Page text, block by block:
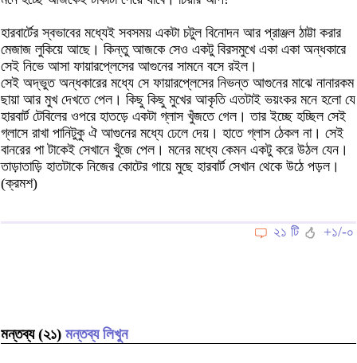
হারবার্টের স্বভাবের মধ্যেই সবসময় একটা চটুল বিনোদন আর প্রাঞ্জল ঠাট্টা করার
মেজাজ লুকিয়ে আছে। কিন্তু আজকে সেও একটু বিরসমুখে একা একা অন্ধকারে
সেই নিভে আসা ফায়ারপ্লেসের আগুনের সামনে বসে রইল।
সেই অদ্ভুত অন্ধকারের মধ্যে সে ফায়ারপ্লেসের নিভন্ত আগুনের মাঝে নানারকম
ছায়া আর মুখ দেখতে পেল। কিছু কিছু মুখের আকৃতি এতটাই ভয়ংকর মনে হলো যে
হারবার্ট টেবিলের ওপরে হাতড়ে একটা গ্লাস খুঁজতে গেল। তার ইচ্ছে হচ্ছিল সেই
গ্লাসে রাখা পানিটুকু ঐ আগুনের মধ্যে ঢেলে দেয়। হাতে গ্লাস ঠেকল না। সেই
বানরের পা টাকেই সেখানে খুঁজে পেল। মনের মধ্যে কেমন একটু করে উঠল যেন।
তাড়াতাড়ি হাতটাকে নিজের কোটের গায়ে মুছে হারবার্ট সেখান থেকে উঠে পড়ল।
(ক্রমশ)
২১ টি +১/-০
মন্তব্য (২১) মন্তব্য লিখুন